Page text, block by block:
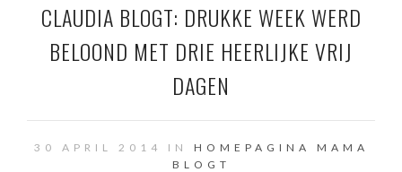
CLAUDIA BLOGT: DRUKKE WEEK WERD
BELOOND MET DRIE HEERLIJKE VRIJ
DAGEN
30 APRIL 2014 IN HOMEPAGINA
MAMA
BLOGT